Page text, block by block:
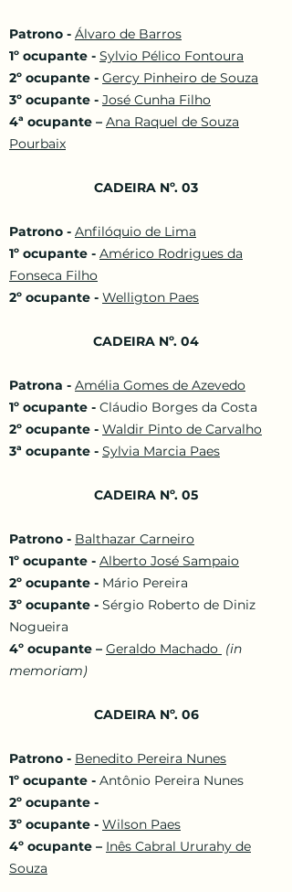
Patrono - Álvaro de Barros
1º ocupante - Sylvio Pélico Fontoura
2º ocupante - Gercy Pinheiro de Souza
3º ocupante - José Cunha Filho
4ª ocupante – Ana Raquel de Souza
Pourbaix
CADEIRA Nº. 03
Patrono - Anfilóquio de Lima
1º ocupante - Américo Rodrigues da
Fonseca Filho
2º ocupante - Welligton Paes
CADEIRA Nº. 04
Patrona - Amélia Gomes de Azevedo
1º ocupante - Cláudio Borges da Costa
2º ocupante - Waldir Pinto de Carvalho
3ª ocupante - Sylvia Marcia Paes
CADEIRA Nº. 05
Patrono - Balthazar Carneiro
1º ocupante - Alberto José Sampaio
2º ocupante - Mário Pereira
3º ocupante - Sérgio Roberto de Diniz
Nogueira
4º ocupante – Geraldo Machado ​ (in
memoriam)
CADEIRA Nº. 06
Patrono - Benedito Pereira Nunes
1º ocupante - Antônio Pereira Nunes
2º ocupante -
3º ocupante - Wilson Paes
4º ocupante – Inês Cabral Ururahy de
Souza